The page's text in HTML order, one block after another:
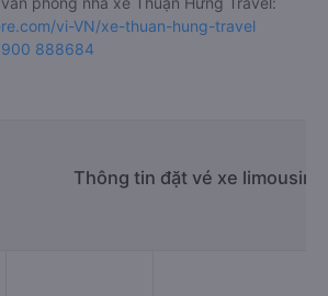
vi-VN/xe-thuan-hung-travel
888684
Thông tin đặt vé xe